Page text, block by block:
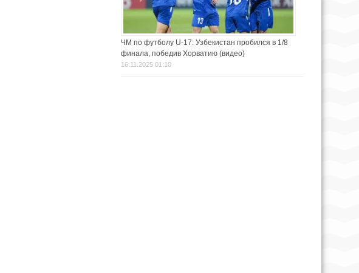
ЧМ по футболу U-17: Узбекистан пробился в 1/8
финала, победив Хорватию (видео)
16.11.2025 01:10